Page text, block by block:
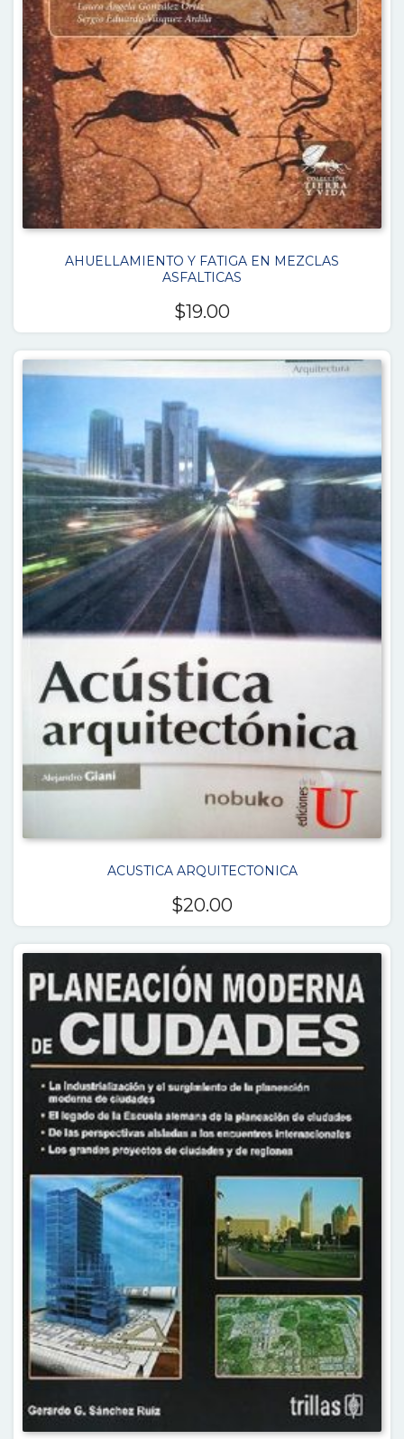
AHUELLAMIENTO Y FATIGA EN MEZCLAS
ASFALTICAS
$19.00
ACUSTICA ARQUITECTONICA
$20.00